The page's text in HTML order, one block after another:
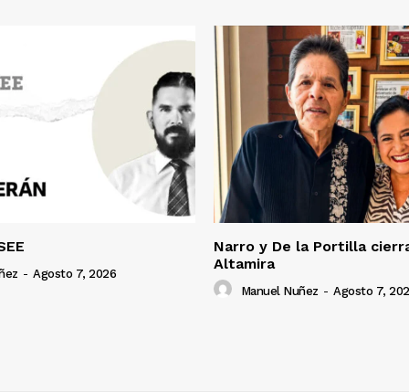
- Agosto 7, 2026
Narro y De la Portilla
Altamira
Manuel Nuñez - Agosto 7,